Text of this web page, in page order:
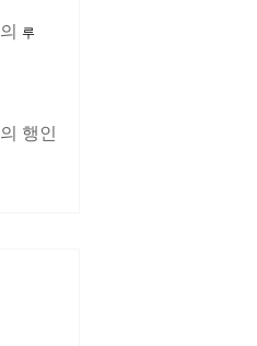
의 루
의 행인